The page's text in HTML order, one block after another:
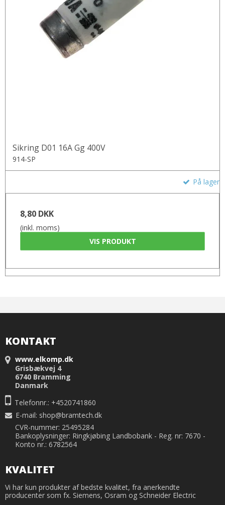
Sikring D01 16A Gg 400V
914-SP
På lager
8,80 DKK
(inkl. moms)
VIS PRODUKT
KONTAKT
www.elkomp.dk
Grisbækvej 4
6740 Bramming
Danmark
Telefonnr.: +4520741860
E-mail: shop@bramtech.dk
CVR-nummer: 25495284
Bankoplysninger: Ringkjøbing Landbobank - Reg. nr: 7670 -
Konto nr.: 6782564
KVALITET
Vi har kun produkter af bedste kvalitet, fra anerkendte
producenter som fx. Siemens, Osram og Schneider Electric